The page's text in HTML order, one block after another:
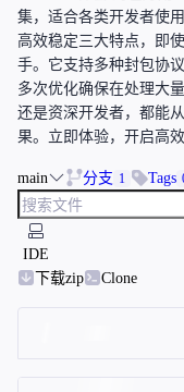
集，适合各类开发者使
高效稳定三大特点，即
手。它支持多种封包协
多次优化确保在处理大
还是资深开发者，都能
果。立即体验，开启高
main 分支 1 Tags
IDE
下载zip
Clone